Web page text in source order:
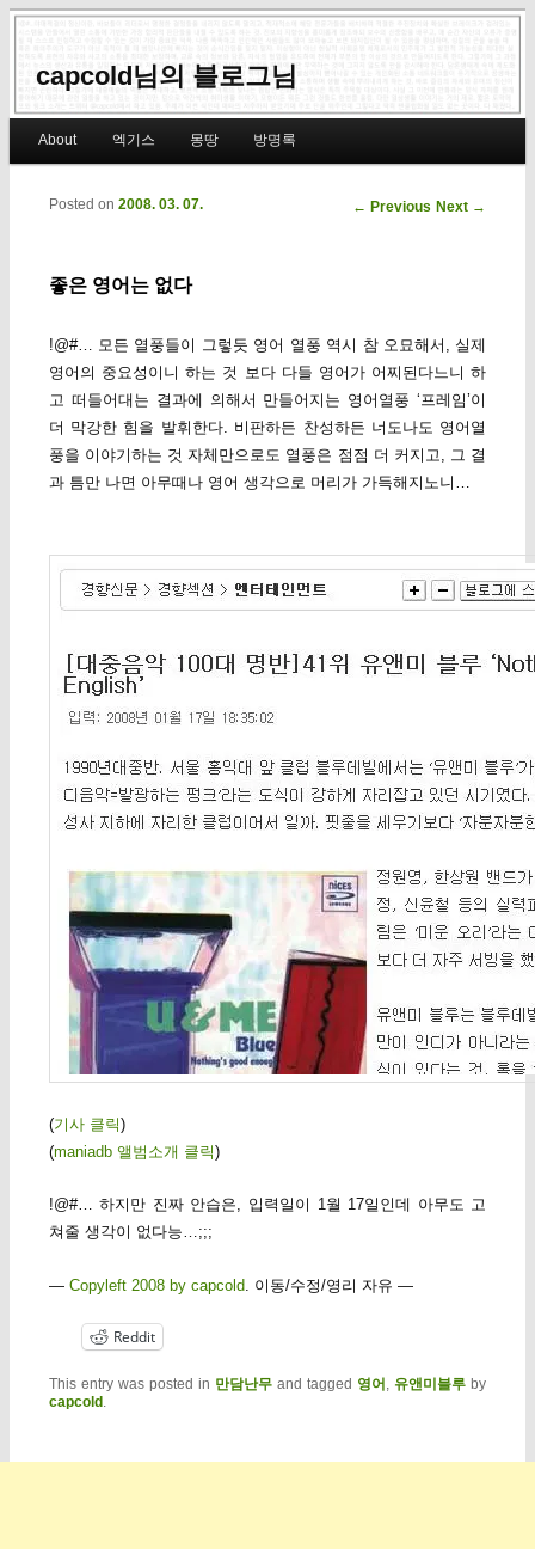
capcold님의 블로그님
Skip to primary content
Skip to secondary content
About 엑기스 몽땅 방명록
Post navigation
← Previous Next →
좋은 영어는 없다
Posted on 2008. 03. 07.
!@#… 모든 열풍들이 그렇듯 영어 열풍 역시 참 오묘해서, 실제
영어의 중요성이니 하는 것 보다 다들 영어가 어찌된다느니 하
고 떠들어대는 결과에 의해서 만들어지는 영어열풍 ‘프레임’이
더 막강한 힘을 발휘한다. 비판하든 찬성하든 너도나도 영어열
풍을 이야기하는 것 자체만으로도 열풍은 점점 더 커지고, 그 결
과 틈만 나면 아무때나 영어 생각으로 머리가 가득해지노니…
(기사 클릭)
(maniadb 앨범소개 클릭)
!@#… 하지만 진짜 안습은, 입력일이 1월 17일인데 아무도 고
쳐줄 생각이 없다능…;;;
— Copyleft 2008 by capcold. 이동/수정/영리 자유 —
Reddit
This entry was posted in 만담난무 and tagged 영어 유앤미블루 by
capcold.